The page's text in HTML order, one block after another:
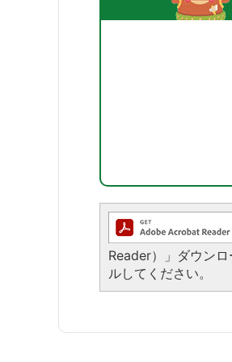
Reader）」ダウン
ルしてください。